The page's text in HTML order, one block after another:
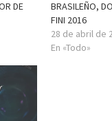
DE
BRASILEÑO,
FINI 2016
28 de abril de
En «Todo»